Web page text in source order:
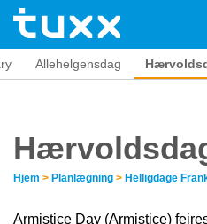
Allehelgensdag
Hjem > Planlægning > Helligdage
Armistice Day (Armistice)